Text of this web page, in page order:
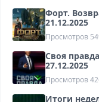
Форт.
21.12.2025
Просмотров
Своя
27.12.2025
Просмотров
Итоги